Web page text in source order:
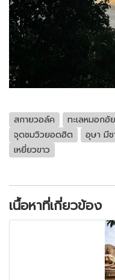
สกายวอล์ค ทะเลหมอกอั
จุดชมวิวยอดฮิต
อุษา มีช
เหยี่ยวขาว
เนื้อหาที่เกี่ยวข้อง